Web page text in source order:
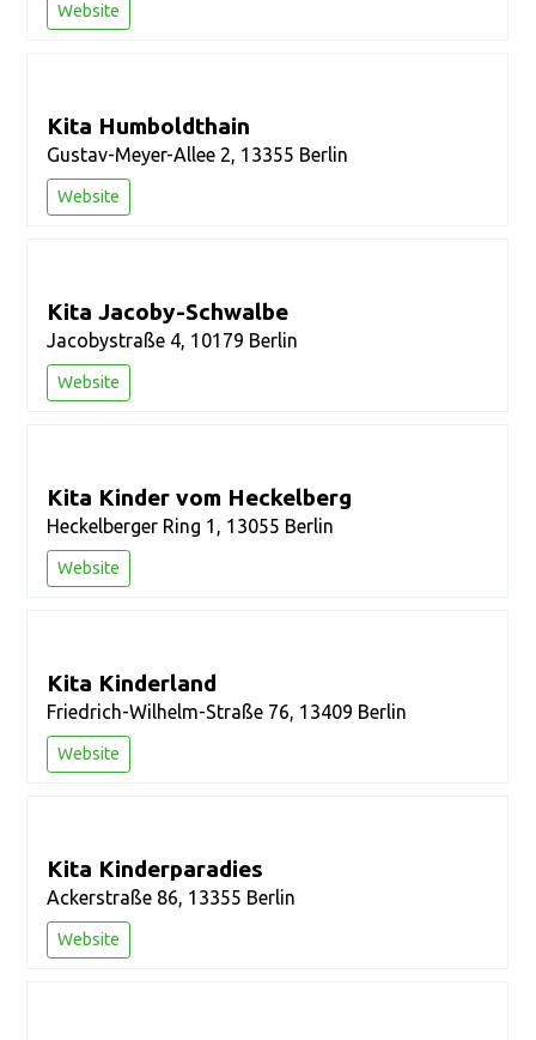
Website
Kita Humboldthain
Gustav-Meyer-Allee 2, 13355 Berlin
Website
Kita Jacoby-Schwalbe
Jacobystraße 4, 10179 Berlin
Website
Kita Kinder vom Heckelberg
Heckelberger Ring 1, 13055 Berlin
Website
Kita Kinderland
Friedrich-Wilhelm-Straße 76, 13409 Berlin
Website
Kita Kinderparadies
Ackerstraße 86, 13355 Berlin
Website